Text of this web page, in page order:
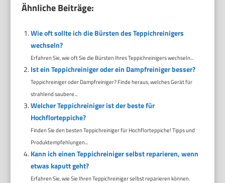
Ähnliche Beiträge:
Wie oft sollte ich die Bürsten des Teppichreinigers
wechseln?
Erfahren Sie, wie oft Sie die Bürsten Ihres Teppichreinigers wechseln...
Ist ein Teppichreiniger oder ein Dampfreiniger besser?
Teppichreiniger oder Dampfreiniger? Finde heraus, welches Gerät für
strahlend saubere...
Welcher Teppichreiniger ist der beste für
Hochflorteppiche?
Finden Sie den besten Teppichreiniger für Hochflorteppiche! Tipps und
Produktempfehlungen...
Kann ich einen Teppichreiniger selbst reparieren, wenn
etwas kaputt geht?
Erfahren Sie, wie Sie Ihren Teppichreiniger selbst reparieren können.